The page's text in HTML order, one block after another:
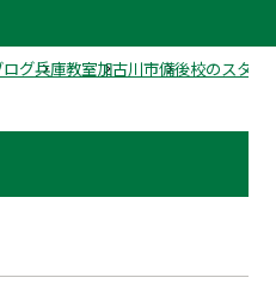
グ兵庫教室加古川市備後校のスタッ